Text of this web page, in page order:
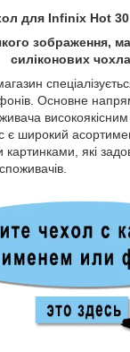
для Infinix Hot
зображення,
силіконових
Основне
широкий
картинками, які